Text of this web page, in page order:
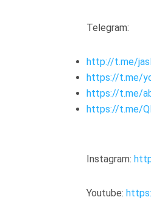
Telegram:
http://t.me/
https://t.me/
https://t.me/
https://t.me/
Instagram:
Youtube: